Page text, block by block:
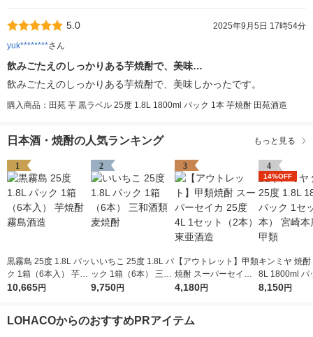
5.0
2025年9月5日 17時54分
yuk********さん
飲みごたえのしっかりある芋焼酎で、美味…
飲みごたえのしっかりある芋焼酎で、美味しかったです。
購入商品：田苑 芋 黒ラベル 25度 1.8L 1800ml パック 1本 芋焼酎 田苑酒造
日本酒・焼酎の人気ランキング もっと見る
1
黒霧島 25度 1.8L パッ
ク 1箱（6本入） 芋焼
酎 霧島酒造
10,665円
2
いいちこ 25度 1.8L パ
ック 1箱（6本） 三和
酒類 麦焼酎
9,750円
3
【アウトレット】甲類
焼酎 スーパーセイカ
25度 4L 1セット（2
4,180円
4
14%OFF
キンミヤ 焼
8L 1800ml パ
ット（6本） 宮崎本店
8,150円
LOHACOからのおすすめPRアイテム